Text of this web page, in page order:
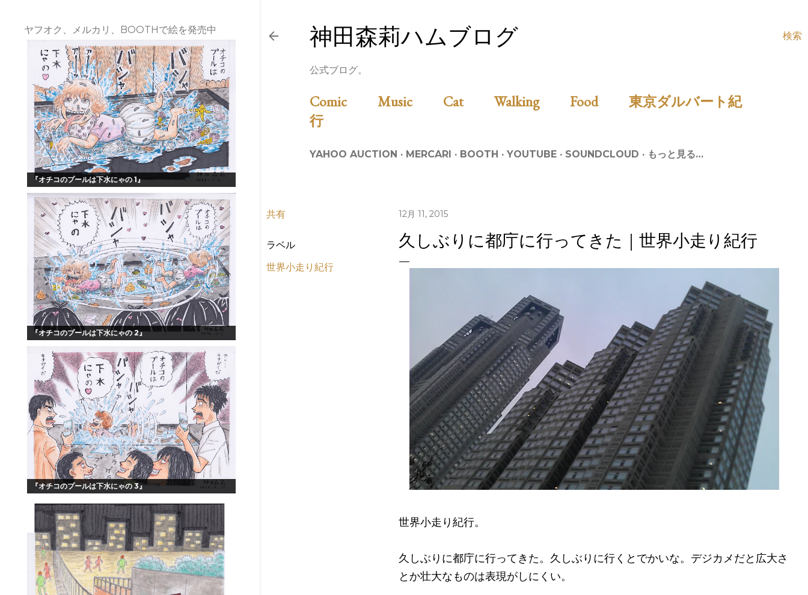
検索
神田森莉ハムブログ
公式ブログ。
Comic Music Cat Walking Food
東京ダルバート紀
行
YAHOO AUCTION MERCARI BOOTH YOUTUBE SOUNDCLOUD もっと見る…
共有
ラベル
世界小走り紀行
12月 11, 2015
久しぶりに都庁に行ってきた｜世界小走り紀行
世界小走り紀行。
久しぶりに都庁に行ってきた。久しぶりに行くとでかいな。デジカメだと広大さ
とか壮大なものは表現がしにくい。
ヤフオク、メルカリ、BOOTHで絵を発売中
『オチコのプールは下水にゃの 1』
『オチコのプールは下水にゃの 2』
『オチコのプールは下水にゃの 3』